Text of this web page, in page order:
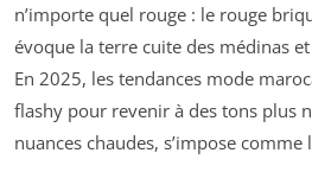
n’importe quel rouge : le rouge
évoque la terre cuite des médinas
En 2025, les tendances mode
flashy pour revenir à des tons plus
nuances chaudes, s’impose